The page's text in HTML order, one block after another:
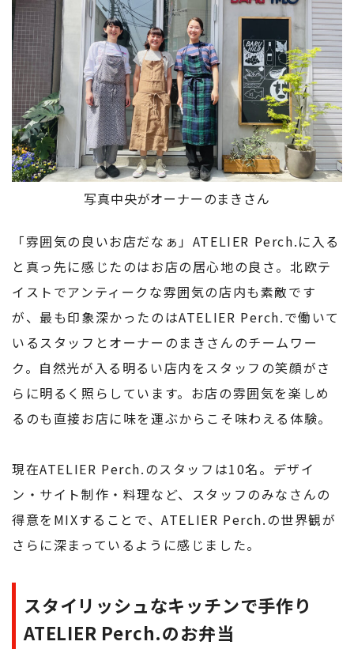
写真中央がオーナーのまきさん
「雰囲気の良いお店だなぁ」ATELIER Perch.に入る
と真っ先に感じたのはお店の居心地の良さ。北欧テ
イストでアンティークな雰囲気の店内も素敵です
が、最も印象深かったのはATELIER Perch.で働いて
いるスタッフとオーナーのまきさんのチームワー
ク。自然光が入る明るい店内をスタッフの笑顔がさ
らに明るく照らしています。お店の雰囲気を楽しめ
るのも直接お店に味を運ぶからこそ味わえる体験。
現在ATELIER Perch.のスタッフは10名。デザイ
ン・サイト制作・料理など、スタッフのみなさんの
得意をMIXすることで、ATELIER Perch.の世界観が
さらに深まっているように感じました。
スタイリッシュなキッチンで手作り
ATELIER Perch.のお弁当